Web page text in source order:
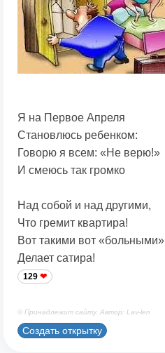
Я на Первое Апреля
Становлюсь ребенком:
Говорю я всем: «Не верю!»
И смеюсь так громко
Над собой и над другими,
Что гремит квартира!
Вот такими вот «больными»
Делает сатира!
129
© Принадлежит сайту. Автор: Lav-len
Создать открытку